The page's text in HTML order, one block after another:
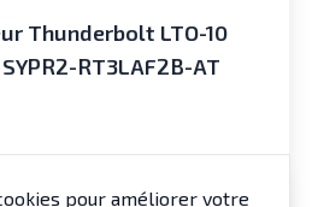
Thunderbolt LTO-10
RT3LAF2B-AT
pour améliorer votre